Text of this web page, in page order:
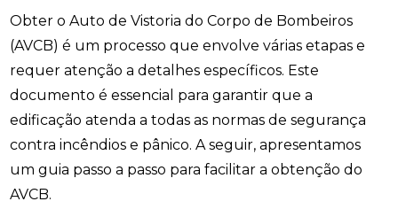
Obter o Auto de Vistoria do Corpo de Bombeiros
(AVCB) é um processo que envolve várias etapas e
requer atenção a detalhes específicos. Este
documento é essencial para garantir que a
edificação atenda a todas as normas de segurança
contra incêndios e pânico. A seguir, apresentamos
um guia passo a passo para facilitar a obtenção do
AVCB.